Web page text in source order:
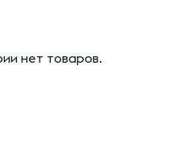
нет товаров.